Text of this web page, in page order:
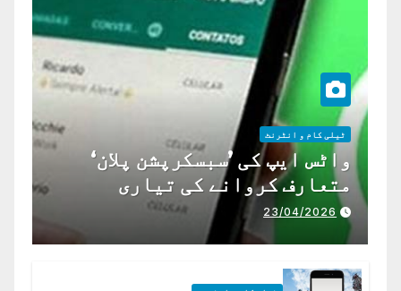
ٹیلی کام و انٹرنٹ
واٹس ایپ کی ’سبسکرپشن پلان‘
متعارف کروانے کی تیاری
23/04/2026